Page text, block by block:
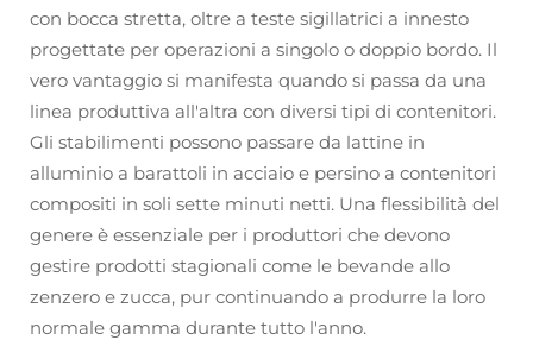
con bocca stretta, oltre a teste sigillatrici a innesto
progettate per operazioni a singolo o doppio bordo. Il
vero vantaggio si manifesta quando si passa da una
linea produttiva all'altra con diversi tipi di contenitori.
Gli stabilimenti possono passare da lattine in
alluminio a barattoli in acciaio e persino a contenitori
compositi in soli sette minuti netti. Una flessibilità del
genere è essenziale per i produttori che devono
gestire prodotti stagionali come le bevande allo
zenzero e zucca, pur continuando a produrre la loro
normale gamma durante tutto l'anno.